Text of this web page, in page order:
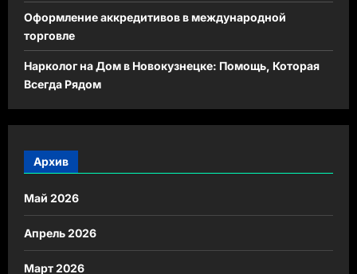
Оформление аккредитивов в международной
торговле
Нарколог на Дом в Новокузнецке: Помощь, Которая
Всегда Рядом
Архив
Май 2026
Апрель 2026
Март 2026